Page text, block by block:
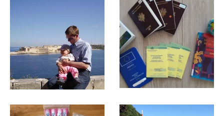
VOYAGE AVEC
BEBE
PREPARATION
VOYAGE